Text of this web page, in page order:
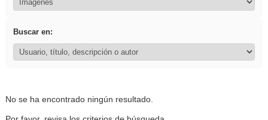
Buscar en:
No se ha encontrado ningún resultado.